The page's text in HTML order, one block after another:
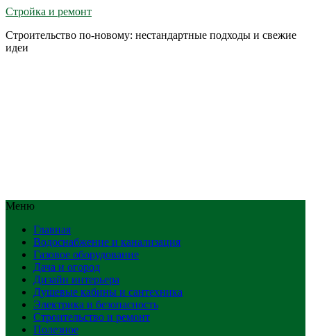
Стройка и ремонт
Строительство по-новому: нестандартные подходы и свежие
идеи
Меню
Главная
Водоснабжение и канализация
Газовое оборудование
Дача и огород
Дизайн интерьера
Душевые кабины и сантехника
Электрика и безопасность
Строительство и ремонт
Полезное